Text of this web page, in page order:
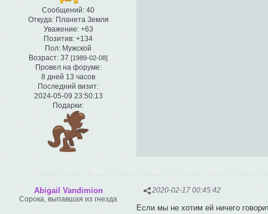
Сообщений: 40
Откуда:Планета Земля
Уважение: +63
Позитив: +134
Пол: Мужской
Возраст: 37 [1989-02-08]
Провел на форуме:
8 дней 13 часов
Последний визит:
2024-05-09 23:50:13
Подарки:
2020-02-17 00:45:42
Abigail Vandimion
Сорока, выпавшая из гнезда
Если мы не хотим ей ничего